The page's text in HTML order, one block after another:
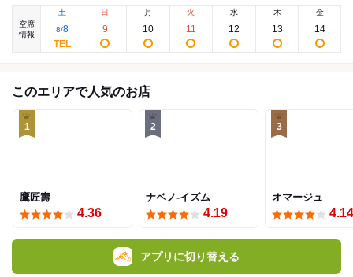
空席
情報
土
8/8
日
9
月
10
火
11
水
12
木
13
金
14
このエリアで人気のお店
1
鷹匠壽
4.36
2
ナベノ-イズム
4.19
3
オマージュ
4.14
アプリに切り替える